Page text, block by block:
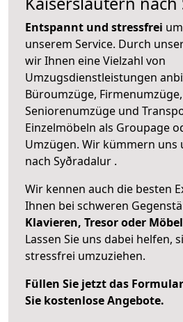
Entspannt und stressfrei
unserem Service. Durch
wir Ihnen eine Vielzahl von
Umzugsdienstleistungen
Büroumzüge,
Seniorenumzüge und
Einzelmöbeln als Groupage
Umzügen. Wir kümmern uns
nach Syðradalur .
Wir kennen auch die besten
Ihnen bei schweren
Klavieren, Tresor oder
Lassen Sie uns dabei helfen,
stressfrei umzuziehen.
Füllen Sie jetzt das
Sie kostenlose Angebote.